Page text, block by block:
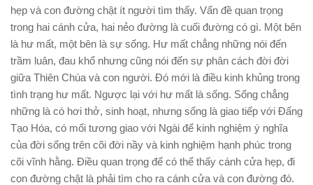
hẹp và con đường chật ít người tìm thấy. Vấn đề quan trọng
trong hai cánh cửa, hai nẻo đường là cuối đường có gì. Một bên
là hư mất, một bên là sự sống. Hư mất chẳng những nói đến
trầm luân, đau khổ nhưng cũng nói đến sự phân cách đời đời
giữa Thiên Chúa và con người. Đó mới là điều kinh khủng trong
tình trạng hư mất. Ngược lại với hư mất là sống. Sống chẳng
những là có hơi thở, sinh hoạt, nhưng sống là giao tiếp với Đấng
Tạo Hóa, có mối tương giao với Ngài để kinh nghiệm ý nghĩa
của đời sống trên cõi đời nầy và kinh nghiệm hạnh phúc trong
cõi vĩnh hằng. Điều quan trọng để có thể thấy cánh cửa hẹp, đi
con đường chật là phải tìm cho ra cánh cửa và con đường đó.